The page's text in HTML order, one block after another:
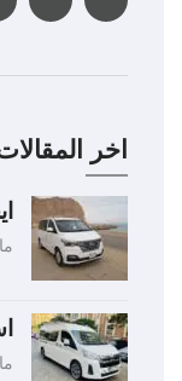
اخر